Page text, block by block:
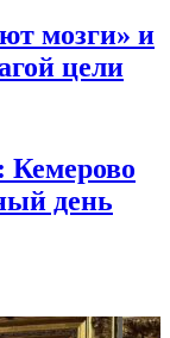
мозги» и
цели
Кемерово
день